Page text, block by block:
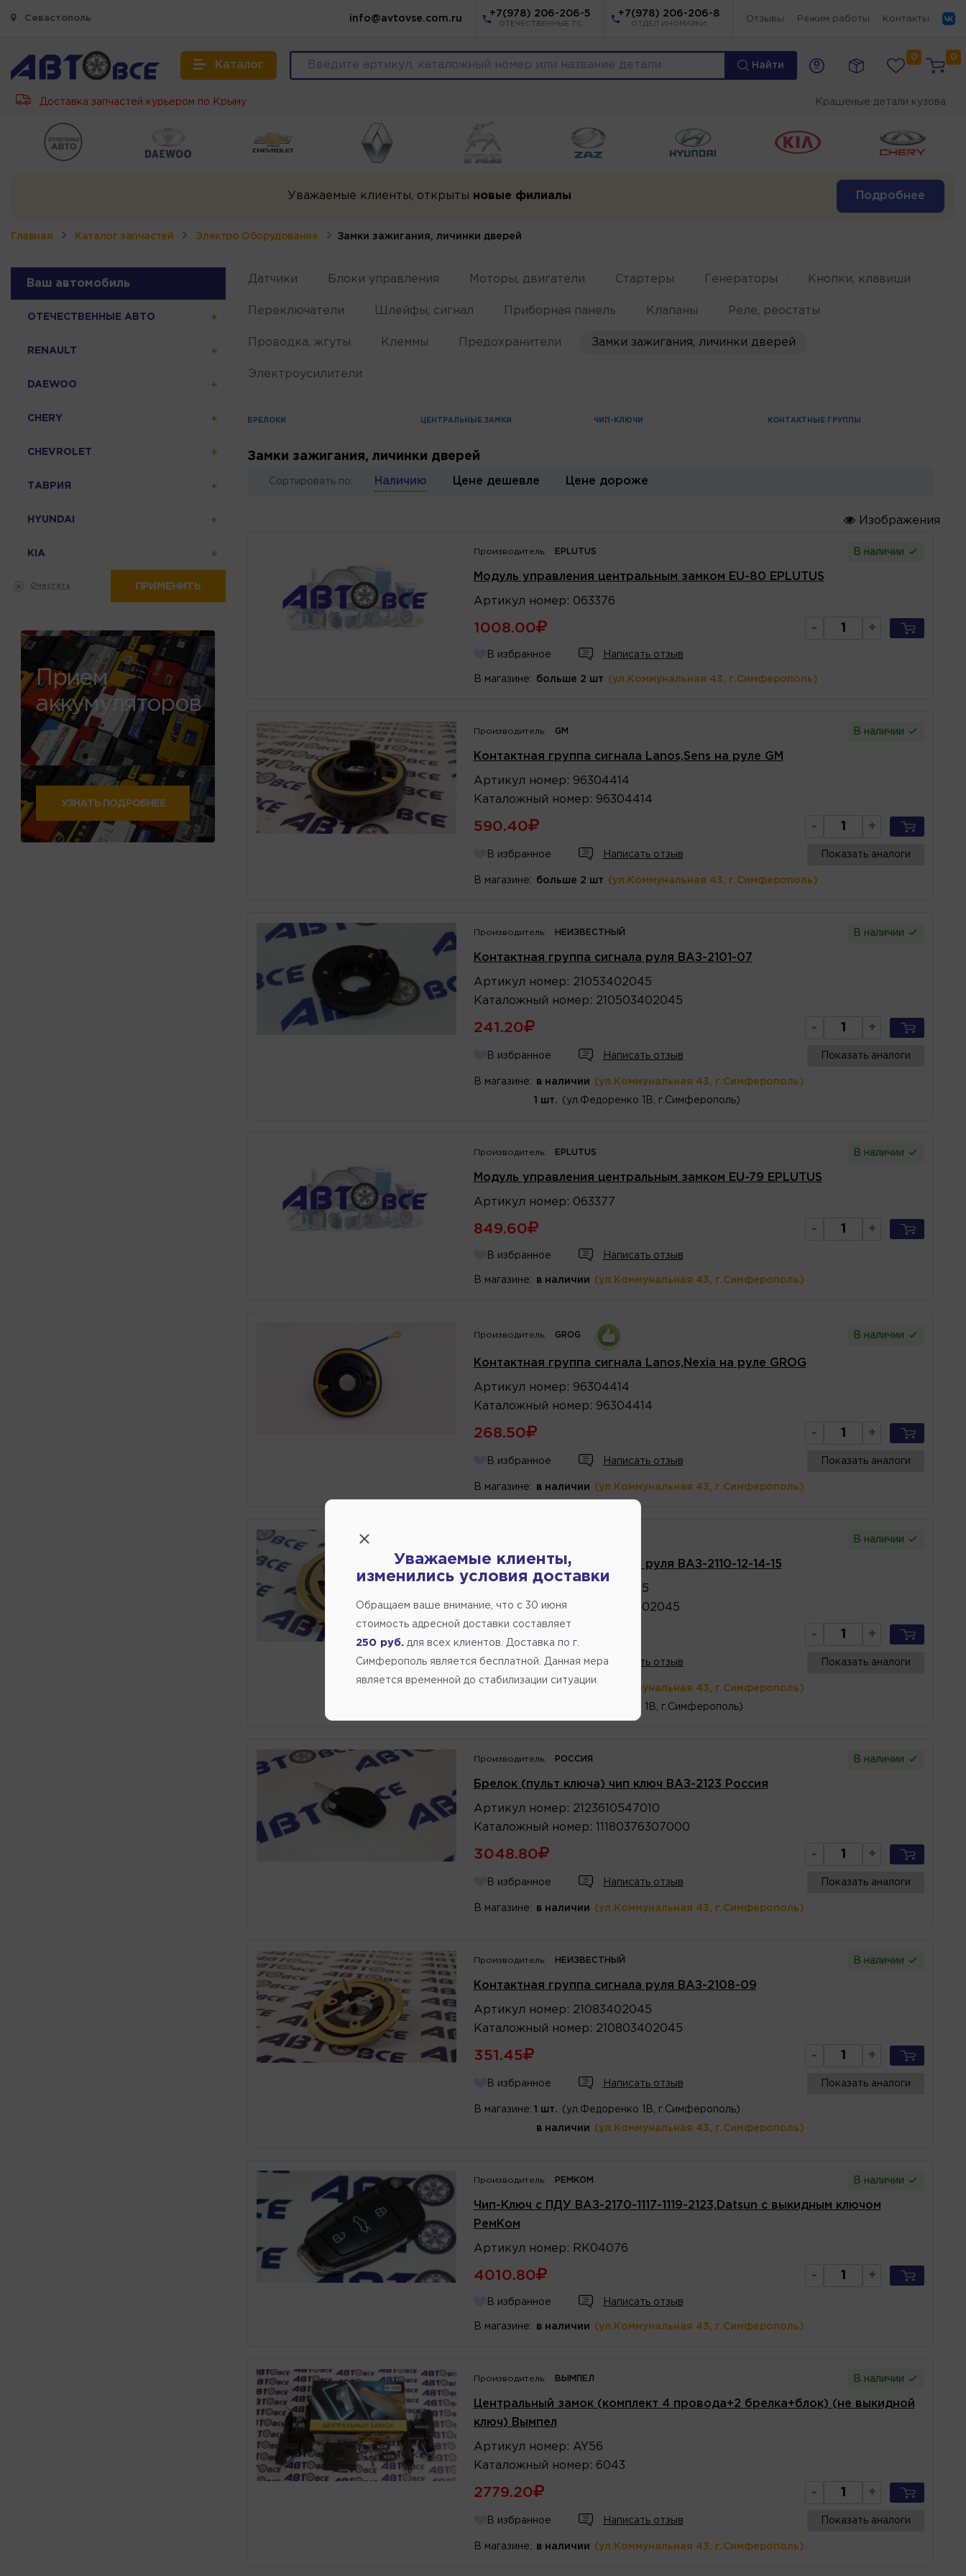
Севастополь info@avtovse.com.ru
+7(978) 206-206-5
ОТЕЧЕСТВЕННЫЕ ТС
+7(978) 206-206-8
ОТДЕЛ ИНОМАРКИ
Отзывы Режим работы Контакты
Каталог Найти
0 0
Доставка запчастей курьером по Крыму Крашеные детали кузова
Уважаемые клиенты, открыты новые филиалы Подробнее
Главная Каталог запчастей Электро Оборудование Замки зажигания, личинки дверей
Ваш автомобиль
ОТЕЧЕСТВЕННЫЕ АВТО
RENAULT
DAEWOO
CHERY
CHEVROLET
ТАВРИЯ
HYUNDAI
KIA
Очистить ПРИМЕНИТЬ
Прием
аккумуляторов
УЗНАТЬ ПОДРОБНЕЕ
Датчики Блоки управления Моторы, двигатели Стартеры Генераторы Кнопки, клавиши
Переключатели Шлейфы, сигнал Приборная панель Клапаны Реле, реостаты
Проводка, жгуты Клеммы Предохранители Замки зажигания, личинки дверей
Электроусилители
БРЕЛОКИ ЦЕНТРАЛЬНЫЕ ЗАМКИ ЧИП-КЛЮЧИ КОНТАКТНЫЕ ГРУППЫ
Замки зажигания, личинки дверей
Сортировать по: Наличию Цене дешевле Цене дороже
Изображения
Производитель: EPLUTUS В наличии
Модуль управления центральным замком EU-80 EPLUTUS
Артикул номер : 063376
1008.00 - +
В избранное Написать отзыв
В магазине: больше 2 шт (ул.Коммунальная 43, г.Симферополь)
Производитель: GM В наличии
Контактная группа сигнала Lanos,Sens на руле GM
Артикул номер : 96304414
Каталожный номер : 96304414
590.40 - +
В избранное Написать отзыв Показать аналоги
В магазине: больше 2 шт (ул.Коммунальная 43, г.Симферополь)
Производитель: НЕИЗВЕСТНЫЙ В наличии
Контактная группа сигнала руля ВАЗ-2101-07
Артикул номер : 21053402045
Каталожный номер : 210503402045
241.20 - +
В избранное Написать отзыв Показать аналоги
В магазине: в наличии (ул.Коммунальная 43, г.Симферополь)
1 шт. (ул.Федоренко 1В, г.Симферополь)
Производитель: EPLUTUS В наличии
Модуль управления центральным замком EU-79 EPLUTUS
Артикул номер : 063377
849.60 - +
В избранное Написать отзыв
В магазине: в наличии (ул.Коммунальная 43, г.Симферополь)
Производитель: GROG В наличии
Контактная группа сигнала Lanos,Nexia на руле GROG
Артикул номер : 96304414
Каталожный номер : 96304414
268.50 - +
В избранное Написать отзыв Показать аналоги
В магазине: в наличии (ул.Коммунальная 43, г.Симферополь)
В наличии
Контактная группа сигнала руля ВАЗ-2110-12-14-15
21103402045
Каталожныйномер 211003402045
- +
В избранное Написать отзыв Показать аналоги
(ул.Коммунальная 43, г.Симферополь)
(ул.Федоренко 1В, г.Симферополь)
Производитель: РОССИЯ В наличии
Брелок (пульт ключа) чип ключ ВАЗ-2123 Россия
Артикул номер : 2123610547010
Каталожный номер : 11180376307000
3048.80 - +
В избранное Написать отзыв Показать аналоги
В магазине: в наличии (ул.Коммунальная 43, г.Симферополь)
Производитель: НЕИЗВЕСТНЫЙ В наличии
Контактная группа сигнала руля ВАЗ-2108-09
Артикул номер : 21083402045
Каталожный номер : 210803402045
351.45 - +
В избранное Написать отзыв Показать аналоги
В магазине: 1 шт. (ул.Федоренко 1В, г.Симферополь)
в наличии (ул.Коммунальная 43, г.Симферополь)
Производитель: РЕМКОМ В наличии
Чип-Ключ с ПДУ ВАЗ-2170-1117-1119-2123,Datsun с выкидным ключом
РемКом
Артикул номер : RK04076
4010.80 - +
В избранное Написать отзыв
В магазине: в наличии (ул.Коммунальная 43, г.Симферополь)
Производитель: ВЫМПЕЛ В наличии
Центральный замок (комплект 4 провода+2 брелка+блок) (не выкидной
ключ) Вымпел
Артикул номер : AY56
Каталожный номер : 6043
2779.20 - +
В избранное Написать отзыв Показать аналоги
В магазине: в наличии (ул.Коммунальная 43, г.Симферополь)
Уважаемые клиенты,
изменились условия доставки
Обращаем ваше внимание, что c 30 июня
стоимость адресной доставки составляет
250 руб. для всех клиентов. Доставка по г.
Симферополь является бесплатной. Данная мера
является временной до стабилизации ситуации.